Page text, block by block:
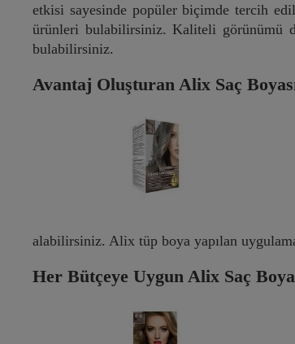
etkisi sayesinde popüler biçimde tercih
ürünleri bulabilirsiniz. Kaliteli görünümü
bulabilirsiniz.
Avantaj Oluşturan Alix Saç
alabilirsiniz. Alix tüp boya yapılan
Her Bütçeye Uygun Alix Saç